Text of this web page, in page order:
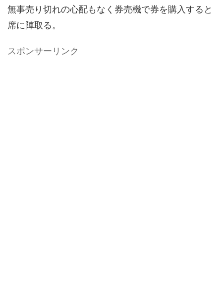
無事売り切れの心配もなく券売機で券を購入すると
席に陣取る。
スポンサーリンク